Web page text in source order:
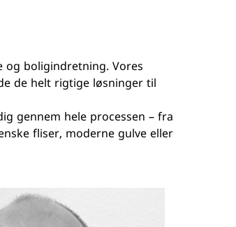
Novabell
Pastorelli
og boligindretning. Vores
de helt rigtige løsninger til
gennem hele processen – fra
fliser, moderne gulve eller